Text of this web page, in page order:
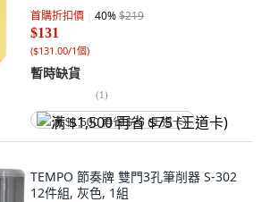
首購折扣價 40%$219
$131
($131.00/1個)
暫時缺貨
(1)
满 $1,500 再省 $75 (王道卡)
TEMPO 節奏牌 雙門3孔筆削器 S-302
12件組, 灰色, 1組